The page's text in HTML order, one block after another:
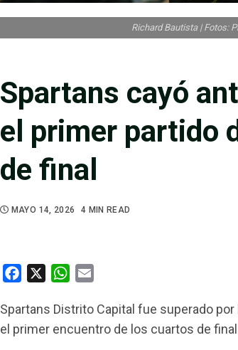
Spartans cayó
el primer partido
de final
MAYO 14, 2026 4 MIN READ
Richard Bautista | Fotos:
Facebook WhatsApp
Spartans Distrito Capital fue superado
el primer encuentro de los cuartos de